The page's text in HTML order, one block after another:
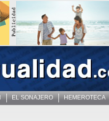
EL SONAJERO HEMEROTECA